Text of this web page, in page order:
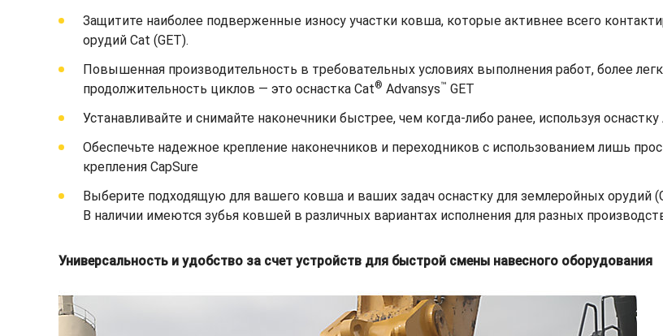
Защитите наиболее подверженные износу участки ковша, которые активнее всего
орудий Cat (GET).
Повышенная производительность в требовательных условиях выполнения работ, более
продолжительность циклов — это оснастка Cat® Advansys™ GET
Устанавливайте и снимайте наконечники быстрее, чем когда-либо ранее, используя
Обеспечьте надежное крепление наконечников и переходников с использованием лишь
крепления CapSure
Выберите подходящую для вашего ковша и ваших задач оснастку для землеройных орудий
В наличии имеются зубья ковшей в различных вариантах исполнения для разных
Универсальность и удобство за счет устройств для быстрой смены навесного оборудования